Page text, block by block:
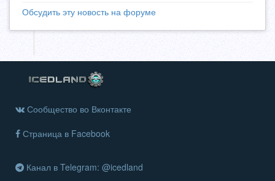
Обсудить эту новость на форуме
Сообщество во Вконтакте
Страница в Facebook
Канал в Telegram: @icedland